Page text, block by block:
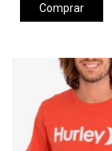
Comprar